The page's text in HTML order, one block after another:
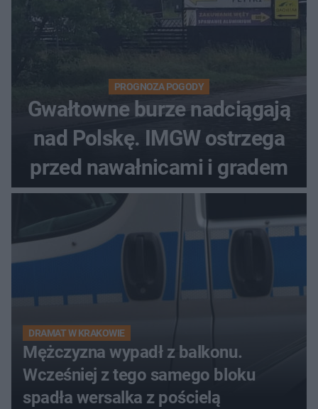
PROGNOZA POGODY
Gwałtowne burze nadciągają
nad Polskę. IMGW ostrzega
przed nawałnicami i gradem
DRAMAT W KRAKOWIE
Mężczyzna wypadł z balkonu.
Wcześniej z tego samego bloku
spadła wersalka z pościelą